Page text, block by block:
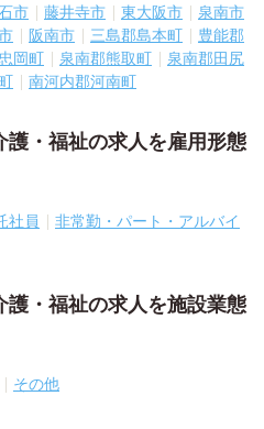
市 藤井寺市 東大阪市
泉南市
阪南市 三島郡島本町
豊能郡
岡町 泉南郡熊取町
泉南郡田尻
南河内郡河南町
護・福祉の求人を雇用形態
社員
非常勤・パート・アルバイ
護・福祉の求人を施設業態
その他